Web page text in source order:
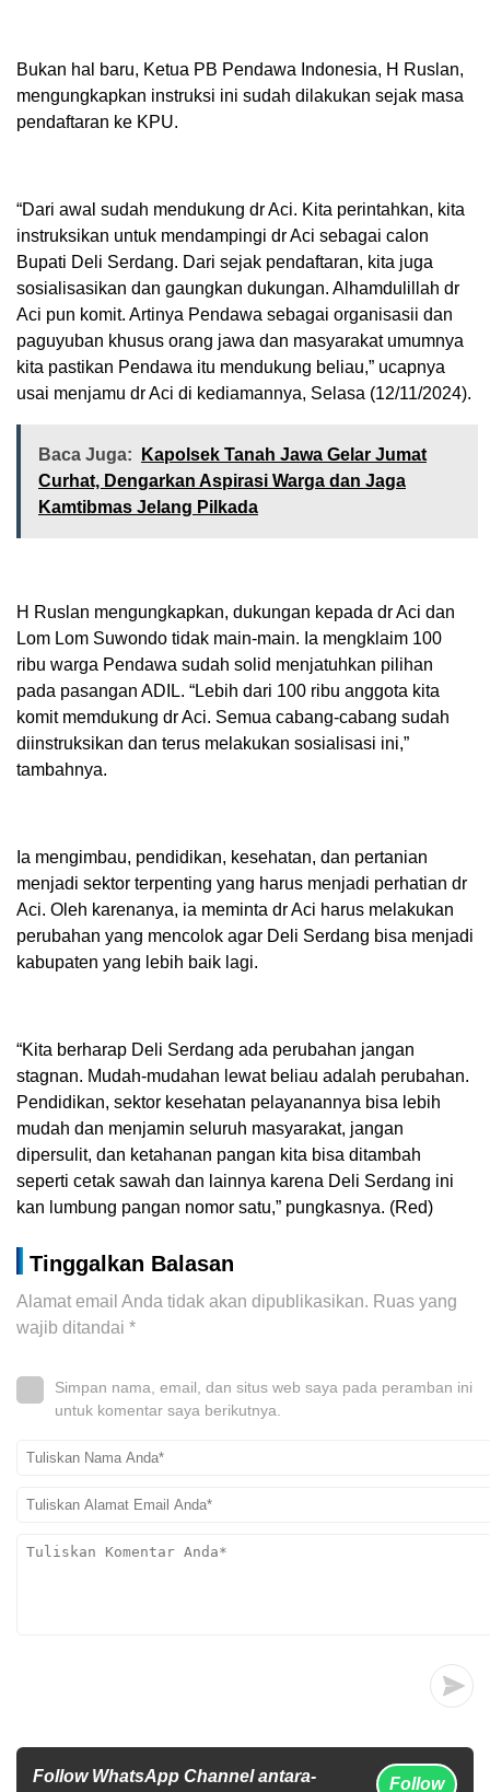
Bukan hal baru, Ketua PB Pendawa Indonesia, H Ruslan,
mengungkapkan instruksi ini sudah dilakukan sejak masa
pendaftaran ke KPU.
“Dari awal sudah mendukung dr Aci. Kita perintahkan, kita
instruksikan untuk mendampingi dr Aci sebagai calon
Bupati Deli Serdang. Dari sejak pendaftaran, kita juga
sosialisasikan dan gaungkan dukungan. Alhamdulillah dr
Aci pun komit. Artinya Pendawa sebagai organisasii dan
paguyuban khusus orang jawa dan masyarakat umumnya
kita pastikan Pendawa itu mendukung beliau,” ucapnya
usai menjamu dr Aci di kediamannya, Selasa (12/11/2024).
Baca Juga:
Kapolsek Tanah Jawa Gelar Jumat
Curhat, Dengarkan Aspirasi Warga dan Jaga
Kamtibmas Jelang Pilkada
H Ruslan mengungkapkan, dukungan kepada dr Aci dan
Lom Lom Suwondo tidak main-main. Ia mengklaim 100
ribu warga Pendawa sudah solid menjatuhkan pilihan
pada pasangan ADIL. “Lebih dari 100 ribu anggota kita
komit memdukung dr Aci. Semua cabang-cabang sudah
diinstruksikan dan terus melakukan sosialisasi ini,”
tambahnya.
Ia mengimbau, pendidikan, kesehatan, dan pertanian
menjadi sektor terpenting yang harus menjadi perhatian dr
Aci. Oleh karenanya, ia meminta dr Aci harus melakukan
perubahan yang mencolok agar Deli Serdang bisa menjadi
kabupaten yang lebih baik lagi.
“Kita berharap Deli Serdang ada perubahan jangan
stagnan. Mudah-mudahan lewat beliau adalah perubahan.
Pendidikan, sektor kesehatan pelayanannya bisa lebih
mudah dan menjamin seluruh masyarakat, jangan
dipersulit, dan ketahanan pangan kita bisa ditambah
seperti cetak sawah dan lainnya karena Deli Serdang ini
kan lumbung pangan nomor satu,” pungkasnya. (Red)
Tinggalkan Balasan
Alamat email Anda tidak akan dipublikasikan. Ruas yang
wajib ditandai *
Simpan nama, email, dan situs web saya pada peramban ini
untuk komentar saya berikutnya.
Follow WhatsApp Channel antara-
Follow